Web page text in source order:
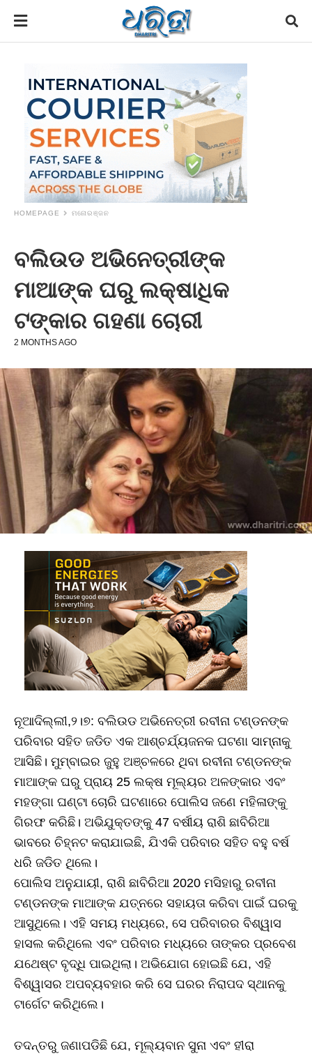
HOMEPAGE ମନୋରଞ୍ଜନ
ବଲିଉଡ ଅଭିନେତ୍ରୀଙ୍କ
ମାଆଙ୍କ ଘରୁ ଲକ୍ଷାଧିକ
ଟଙ୍କାର ଗହଣା ଚୋରୀ
2 MONTHS AGO
ନୂଆଦିଲ୍ଲୀ,୨।୭: ବଲିଉଡ ଅଭିନେତ୍ରୀ ରବୀନା ଟଣ୍ଡନଙ୍କ
ପରିବାର ସହିତ ଜଡିତ ଏକ ଆଶ୍ଚର୍ଯ୍ୟଜନକ ଘଟଣା ସାମ୍ନାକୁ
ଆସିଛି। ମୁମ୍ବାଇର ଜୁହୁ ଅଞ୍ଚଳରେ ଥିବା ରବୀନା ଟଣ୍ଡନଙ୍କ
ମାଆଙ୍କ ଘରୁ ପ୍ରାୟ 25 ଲକ୍ଷ ମୂଲ୍ୟର ଅଳଙ୍କାର ଏବଂ
ମହଙ୍ଗା ଘଣ୍ଟା ଚୋରି ଘଟଣାରେ ପୋଲିସ ଜଣେ ମହିଳାଙ୍କୁ
ଗିରଫ କରିଛି। ଅଭିଯୁକ୍ତଙ୍କୁ 47 ବର୍ଷୀୟ ରାଶି ଛାବିରିଆ
ଭାବରେ ଚିହ୍ନଟ କରାଯାଇଛି, ଯିଏକି ପରିବାର ସହିତ ବହୁ ବର୍ଷ
ଧରି ଜଡିତ ଥିଲେ।
ପୋଲିସ ଅନୁଯାୟୀ, ରାଶି ଛାବିରିଆ 2020 ମସିହାରୁ ରବୀନା
ଟଣ୍ଡନଙ୍କ ମାଆଙ୍କ ଯତ୍ନରେ ସହାୟତା କରିବା ପାଇଁ ଘରକୁ
ଆସୁଥିଲେ। ଏହି ସମୟ ମଧ୍ୟରେ, ସେ ପରିବାରର ବିଶ୍ୱାସ
ହାସଲ କରିଥିଲେ ଏବଂ ପରିବାର ମଧ୍ୟରେ ତାଙ୍କର ପ୍ରବେଶ
ଯଥେଷ୍ଟ ବୃଦ୍ଧି ପାଇଥିଲା। ଅଭିଯୋଗ ହୋଇଛି ଯେ, ଏହି
ବିଶ୍ୱାସର ଅପବ୍ୟବହାର କରି ସେ ଘରର ନିରାପଦ ସ୍ଥାନକୁ
ଟାର୍ଗେଟ କରିଥିଲେ।
ତଦନ୍ତରୁ ଜଣାପଡିଛି ଯେ, ମୂଲ୍ୟବାନ ସୁନା ଏବଂ ହୀରା